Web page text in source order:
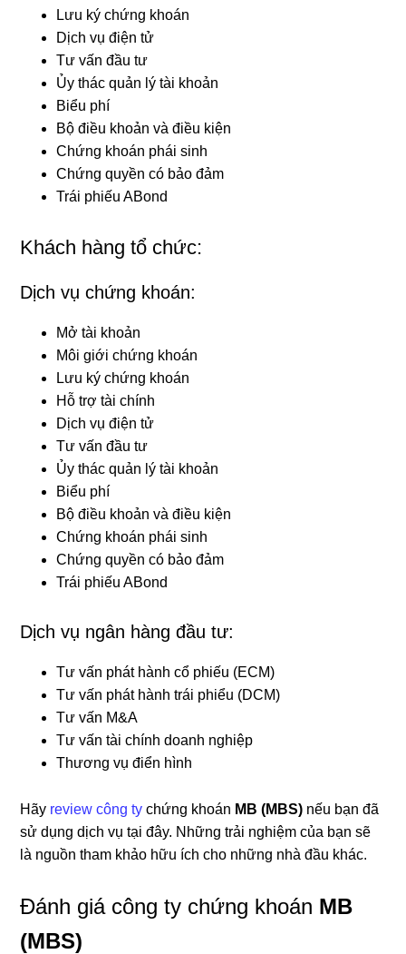
Lưu ký chứng khoán
Dịch vụ điện tử
Tư vấn đầu tư
Ủy thác quản lý tài khoản
Biểu phí
Bộ điều khoản và điều kiện
Chứng khoán phái sinh
Chứng quyền có bảo đảm
Trái phiếu ABond
Khách hàng tổ chức:
Dịch vụ chứng khoán:
Mở tài khoản
Môi giới chứng khoán
Lưu ký chứng khoán
Hỗ trợ tài chính
Dịch vụ điện tử
Tư vấn đầu tư
Ủy thác quản lý tài khoản
Biểu phí
Bộ điều khoản và điều kiện
Chứng khoán phái sinh
Chứng quyền có bảo đảm
Trái phiếu ABond
Dịch vụ ngân hàng đầu tư:
Tư vấn phát hành cổ phiếu (ECM)
Tư vấn phát hành trái phiểu (DCM)
Tư vấn M&A
Tư vấn tài chính doanh nghiệp
Thương vụ điển hình
Hãy review công ty chứng khoán MB (MBS) nếu bạn đã
sử dụng dịch vụ tại đây. Những trải nghiệm của bạn sẽ
là nguồn tham khảo hữu ích cho những nhà đầu khác.
Đánh giá công ty chứng khoán MB
(MBS)